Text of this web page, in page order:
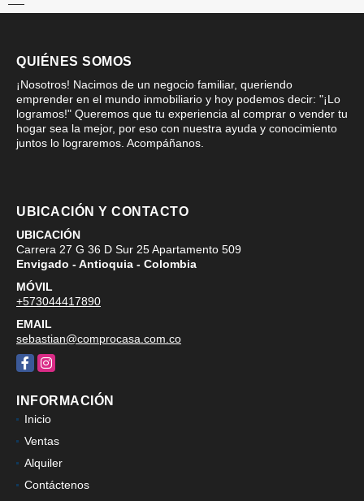
QUIÉNES SOMOS
¡Nosotros! Nacimos de un negocio familiar, queriendo
emprender en el mundo inmobiliario y hoy podemos decir: "¡Lo
logramos!" Queremos que tu experiencia al comprar o vender tu
hogar sea la mejor, por eso con nuestra ayuda y conocimiento
juntos lo lograremos. Acompáñanos.
UBICACIÓN Y CONTACTO
UBICACIÓN
Carrera 27 G 36 D Sur 25 Apartamento 509
Envigado - Antioquia - Colombia
MÓVIL
+573044417890
EMAIL
sebastian@comprocasa.com.co
FacebookInstagram
INFORMACIÓN
Inicio
Ventas
Alquiler
Contáctenos